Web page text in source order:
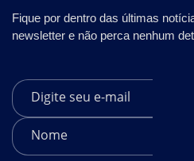
Fique por dentro das últimas
newsletter e não perca nenhum